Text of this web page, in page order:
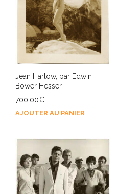
Jean Harlow, par Edwin
Bower Hesser
700,00€
AJOUTER AU PANIER